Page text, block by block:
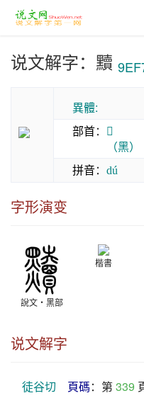
说文解字：黷
異體:
部首： 𪐗
（黑）
拼音： dú
字形演变
說文‧黑部
楷書
说文解字
徒谷切 頁碼：第 339